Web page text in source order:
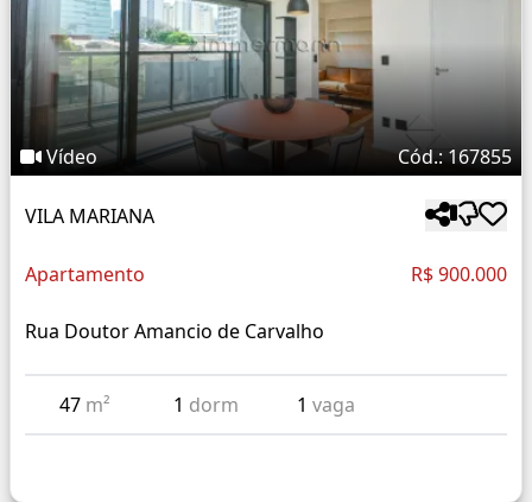
Vídeo Cód.: 167855
VILA MARIANA
Apartamento R$ 900.000
Rua Doutor Amancio de Carvalho
47 m² 1 dorm 1vaga